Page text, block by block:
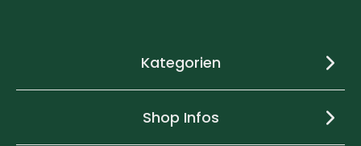
Kategorien
Shop Infos